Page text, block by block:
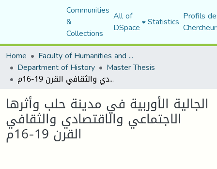
Communities
&
Collections
All of
DSpace Statistics Profils
Home
Faculty of Humanities and Social Sciences
Department of History Master Thesis
الجالية الأوربية في مدينة حلب وأثرها الاجتماعي والاقتصادي والثقافي القرن 19-16م
الجالية الأوربية في مدينة حلب وأثرها
الاجتماعي والاقتصادي والثقافي
القرن 19-16م